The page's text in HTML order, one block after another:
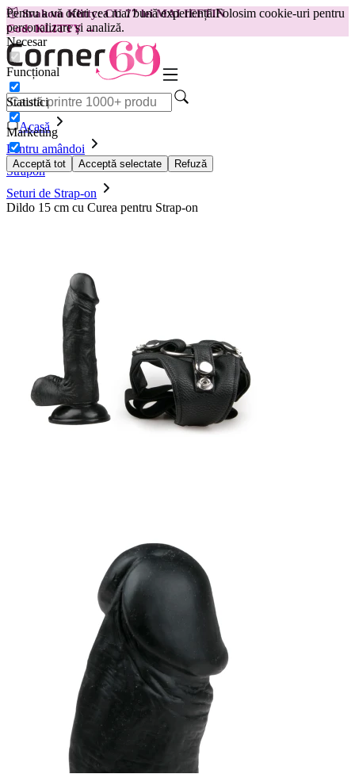
Pentru a vă oferi cea mai bună experiență.Folosim cookie-uri pentru
personalizare și analiză.
Necesar
Funcțional
Statistici
Marketing
Acceptă tot Acceptă selectate Refuză
😽Svakom Klitty: CU 77 lei MAI IEFTIN
Cod: KLITTY →
Acasă
Pentru amândoi
Strapon
Seturi de Strap-on
Dildo 15 cm cu Curea pentru Strap-on